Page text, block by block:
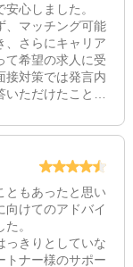
心しました。
、マッチング可能
、さらにキャリア
て希望の求人に受
接対策では発言内
ただけたことは
ともあったと思い
向けてのアドバイ
。
っきりとしていな
トナー様のサポー